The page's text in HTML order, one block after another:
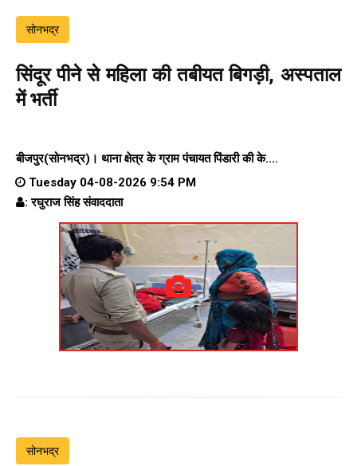
सोनभद्र
सिंदूर पीने से महिला की तबीयत बिगड़ी, अस्पताल
में भर्ती
बीजपुर(सोनभद्र)। थाना क्षेत्र केग्राम पंचायत पिंडारीकी के....
Tuesday 04-08-2026 9:54 PM
: रघुराज सिंह संवाददाता
सोनभद्र